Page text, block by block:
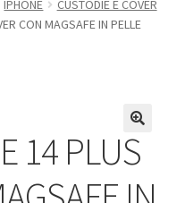
IPHONE
CUSTODIE E COVER
CON MAGSAFE IN PELLE
14 PLUS